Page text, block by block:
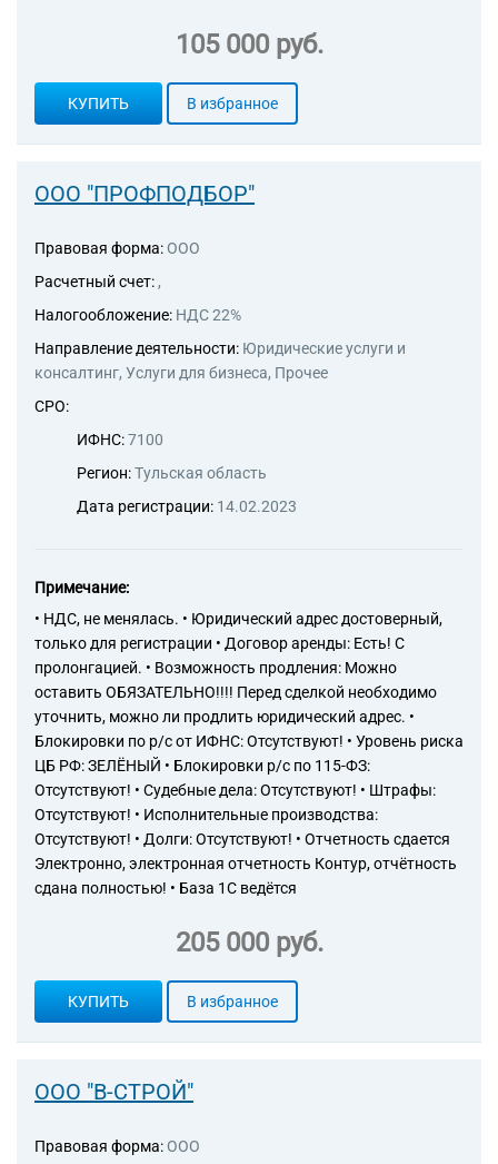
105 000 руб.
КУПИТЬ В избранное
ООО "ПРОФПОДБОР"
Правовая форма: ООО
Расчетный счет: ,
Налогообложение: НДС 22%
Направление деятельности: Юридические услуги и
консалтинг, Услуги для бизнеса, Прочее
СРО:
ИФНС:7100
Регион:Тульская область
Дата регистрации: 14.02.2023
Примечание:
• НДС, не менялась. • Юридический адрес достоверный,
только для регистрации • Договор аренды: Есть! С
пролонгацией. • Возможность продления: Можно
оставить ОБЯЗАТЕЛЬНО!!!! Перед сделкой необходимо
уточнить, можно ли продлить юридический адрес. •
Блокировки по р/с от ИФНС: Отсутствуют! • Уровень риска
ЦБ РФ: ЗЕЛЁНЫЙ • Блокировки р/с по 115-ФЗ:
Отсутствуют! • Судебные дела: Отсутствуют! • Штрафы:
Отсутствуют! • Исполнительные производства:
Отсутствуют! • Долги: Отсутствуют! • Отчетность сдается
Электронно, электронная отчетность Контур, отчётность
сдана полностью! • База 1С ведётся
205 000 руб.
КУПИТЬ В избранное
ООО "В-СТРОЙ"
Правовая форма: ООО